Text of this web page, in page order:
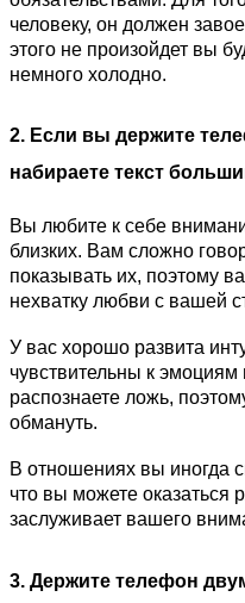
человеку, он должен
этого не произойдет вы
немного холодно.
2. Если вы держите
набираете текст
Вы любите к себе
близких. Вам сложно
показывать их, поэтому
нехватку любви с вашей
У вас хорошо развита
чувствительны к эмоциям
распознаете ложь,
обмануть.
В отношениях вы иногда
что вы можете оказаться
заслуживает вашего
3. Держите телефон